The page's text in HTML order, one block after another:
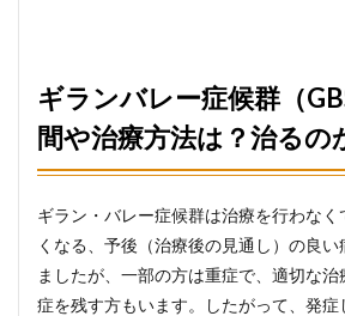
ギランバレー症候群（
間や治療方法は？治るの
ギラン・バレー症候群は治療を行わな
くなる、予後（治療後の見通し）の良
ましたが、一部の方は重症で、適切な
症を残す方もいます。したがって、発